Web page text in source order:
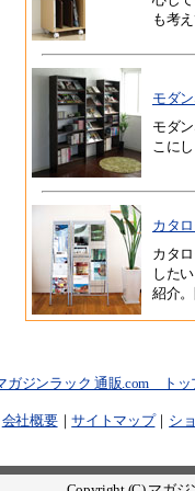
も考
モダ
モダ
こに
カタ
カタ
した
紹介
ガジンラック 通販.com トッ
会社概要｜サイトマップ｜ シ